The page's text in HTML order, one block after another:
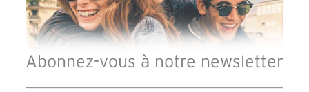
Abonnez-vous à notre newsletter